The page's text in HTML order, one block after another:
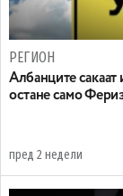
РЕГИОН
Aлбанците
остане само
пред 2 недели